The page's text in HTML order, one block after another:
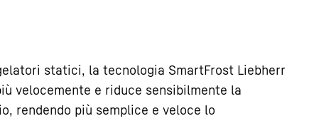
statici, la tecnologia SmartFrost Liebherr
velocemente e riduce sensibilmente la
rendendo più semplice e veloce lo